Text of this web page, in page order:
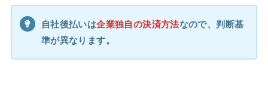
自社後払いは企業独自の決済方法なので、判断基
準が異なります。